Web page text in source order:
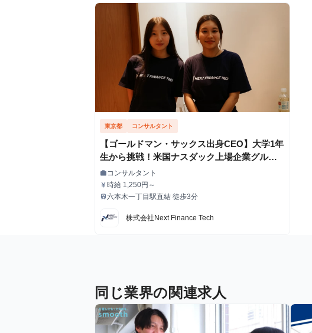
東京都 コンサルタント
【ゴールドマン・サックス出身CEO】大学1年
生から挑戦！米国ナスダック上場企業グルー
プでの金融機関でのインターンシップ
職種
workコンサルタント
給与
currency_yen時給 1,250円～
最寄駅
train六本木一丁目駅直結 徒歩3分
株式会社Next Finance Tech
同じ業界の関連求人